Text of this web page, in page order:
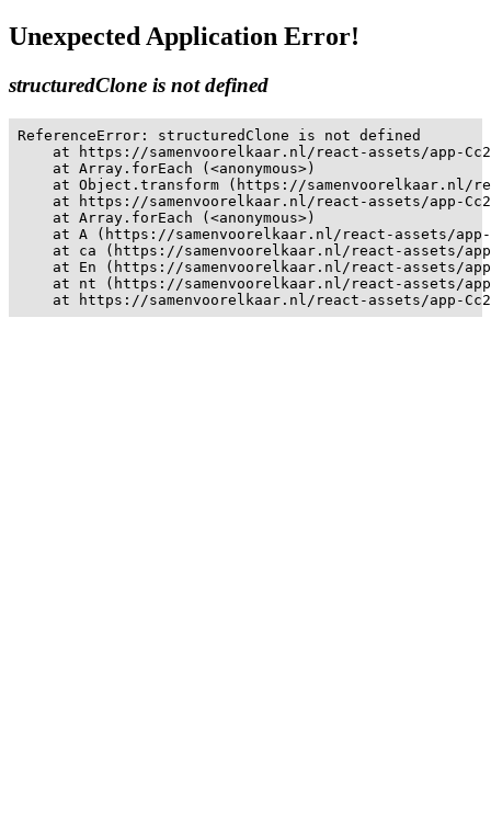
Unexpected Application Error!
structuredClone is not defined
ReferenceError: structuredClone is not defined
at https://samenvoorelkaar.nl/react-assets/app-
    at Array.forEach (<anonymous>)
at Object.transform (https://samenvoorelkaar.nl/
at https://samenvoorelkaar.nl/react-assets/app-
    at Array.forEach (<anonymous>)
at A (https://samenvoorelkaar.nl/react-assets/
at ca (https://samenvoorelkaar.nl/react-assets/
at En (https://samenvoorelkaar.nl/react-assets/
at nt (https://samenvoorelkaar.nl/react-assets/
at https://samenvoorelkaar.nl/react-assets/app-